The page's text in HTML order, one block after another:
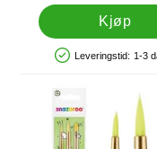
Kjøp
Produkttilgjengelighet:
Leveringstid: 1-3
Merk